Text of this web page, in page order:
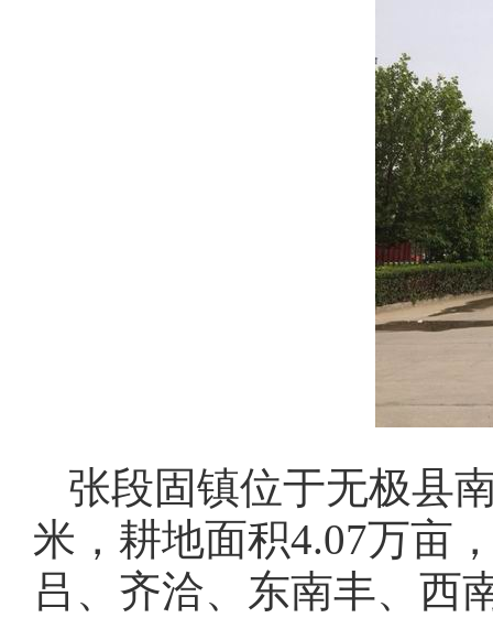
张段固镇位于无极县
米，耕地面积4.07万亩
吕、齐洽、东南丰、西